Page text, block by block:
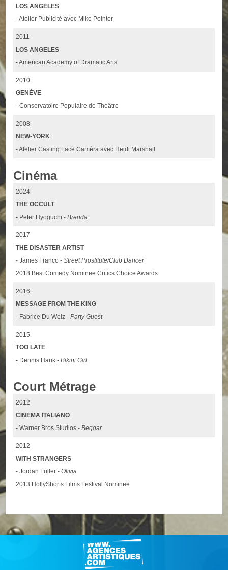
LOS ANGELES
- Atelier Publicité avec Mike Pointer
2011
LOS ANGELES
- American Academy of Dramatic Arts
2010
GENÈVE
- Conservatoire Populaire de Théâtre
2008
NEW-YORK
- Atelier Casting Face Caméra avec Heidi Marshall
Cinéma
2024
THE OCCULT
- Peter Hyoguchi -Brenda
2017
THE DISASTER ARTIST
- James Franco -Street Prostitute/Club Dancer
2018 Best Comedy Nominee Critics Choice Awards
2016
MESSAGE FROM THE KING
- Fabrice Du Welz -Party Guest
2015
TOO LATE
- Dennis Hauk -Bikini Girl
Court Métrage
2012
CINEMA ITALIANO
- Warner Bros Studios -Beggar
2012
WITH STRANGERS
- Jordan Fuller -Olivia
2013 HollyShorts Films Festival Nominee